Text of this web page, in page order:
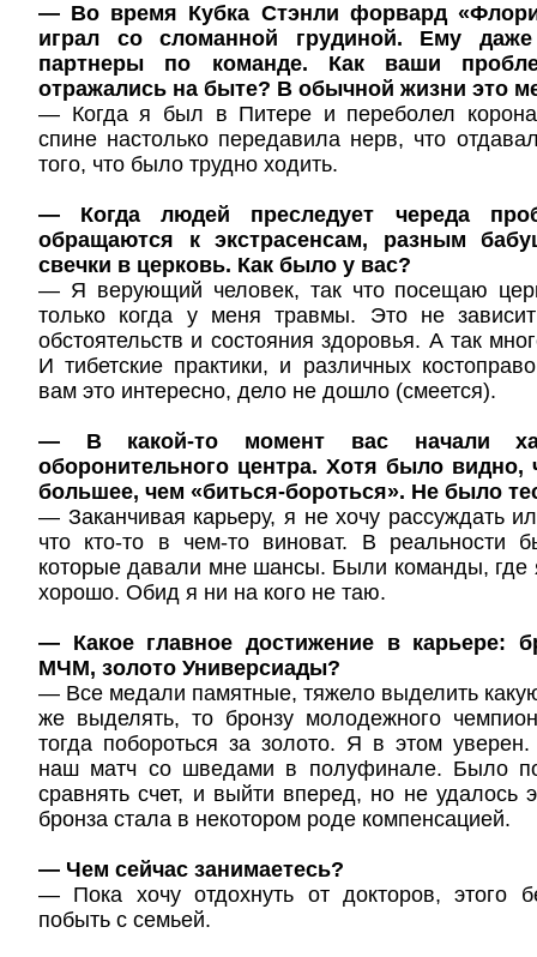
— Во время Кубка Стэнли форвард
играл со сломанной грудиной. Ему
партнеры по команде. Как ваши
отражались на быте? В обычной жизни это
— Когда я был в Питере и переболел
спине настолько передавила нерв, что
того, что было трудно ходить.
— Когда людей преследует череда
обращаются к экстрасенсам, разным
свечки в церковь. Как было у вас?
— Я верующий человек, так что посещаю
только когда у меня травмы. Это не
обстоятельств и состояния здоровья. А так
И тибетские практики, и различных
вам это интересно, дело не дошло (смеется).
— В какой-то момент вас начали
оборонительного центра. Хотя было
большее, чем «биться-бороться». Не было
— Заканчивая карьеру, я не хочу рассуждать
что кто-то в чем-то виноват. В реальности
которые давали мне шансы. Были команды, где
хорошо. Обид я ни на кого не таю.
— Какое главное достижение в карьере:
МЧМ, золото Универсиады?
— Все медали памятные, тяжело выделить
же выделять, то бронзу молодежного
тогда побороться за золото. Я в этом
наш матч со шведами в полуфинале. Было
сравнять счет, и выйти вперед, но не удалось
бронза стала в некотором роде компенсацией.
— Чем сейчас занимаетесь?
— Пока хочу отдохнуть от докторов, этого
побыть с семьей.